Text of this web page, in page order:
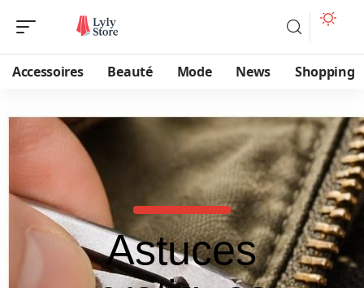
Accessoires Beauté Mode News Shopping
Astuces